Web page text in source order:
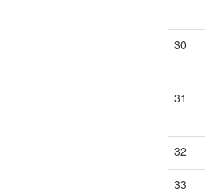
30
31
32
33